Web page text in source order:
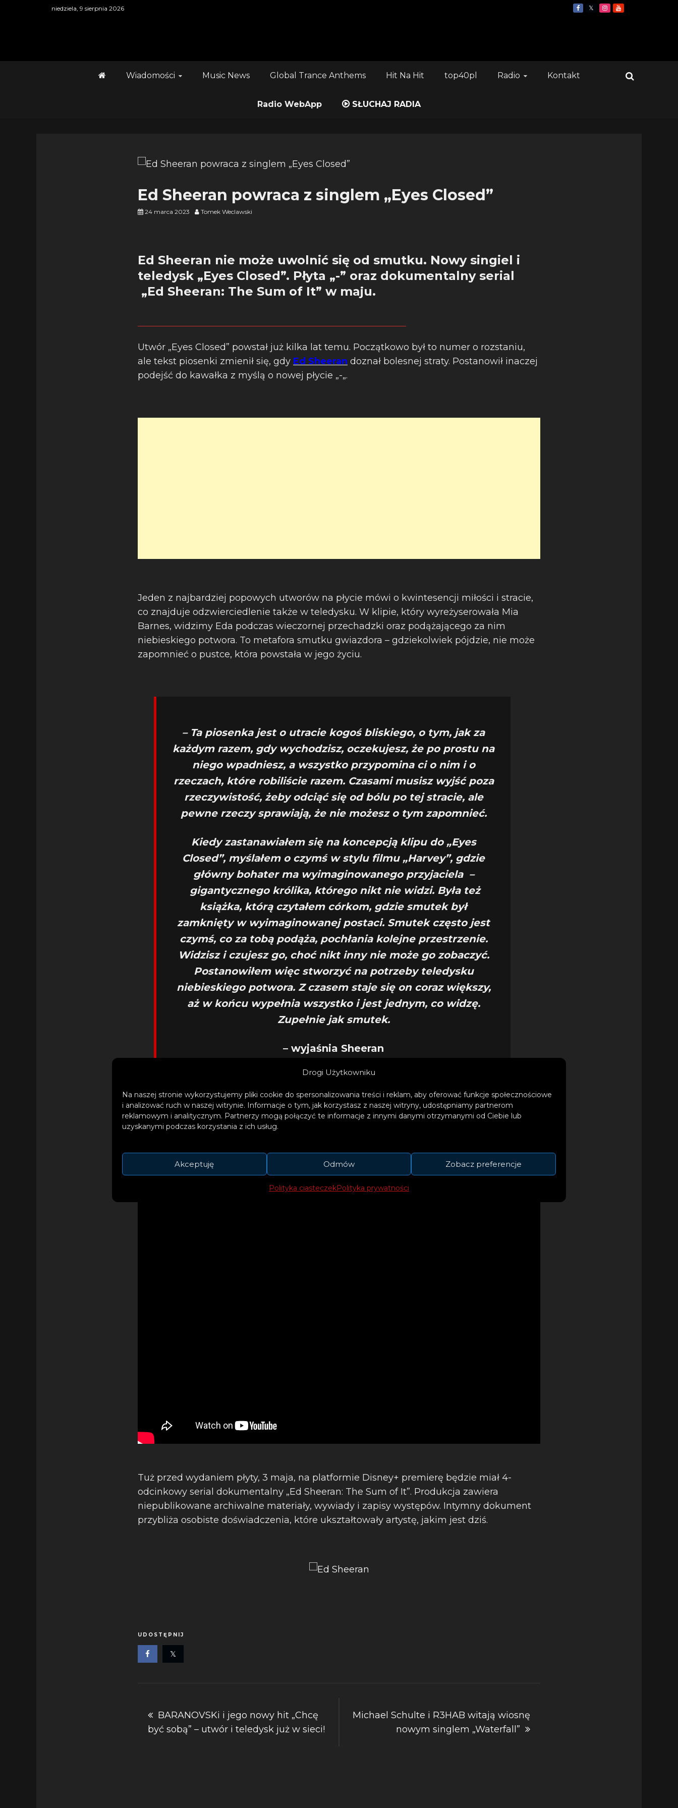
Drogi Użytkowniku
Na naszej stronie wykorzystujemy pliki cookie do spersonalizowania treści i reklam, aby oferować funkcje społecznościowe
i analizować ruch w naszej witrynie. Informacje o tym, jak korzystasz z naszej witryny, udostępniamy partnerom
reklamowym i analitycznym. Partnerzy mogą połączyć te informacje z innymi danymi otrzymanymi od Ciebie lub
uzyskanymi podczas korzystania z ich usług.
Akceptuję Odmów Zobacz preferencje
Polityka ciasteczekPolityka prywatności
niedziela, 9 sierpnia 2026
Wiadomości Music News Global Trance Anthems Hit Na Hit top40pl Radio Kontakt
Radio WebApp SŁUCHAJ RADIA
Ed Sheeran powraca z singlem „Eyes Closed”
24 marca 2023 Tomek Weclawski
Ed Sheeran nie może uwolnić się od smutku. Nowy singiel i
teledysk „Eyes Closed”. Płyta „-” oraz dokumentalny serial
„Ed Sheeran: The Sum of It” w maju.
Utwór „Eyes Closed” powstał już kilka lat temu. Początkowo był to numer o rozstaniu,
ale tekst piosenki zmienił się, gdy Ed Sheeran doznał bolesnej straty. Postanowił inaczej
podejść do kawałka z myślą o nowej płycie „-„.
Jeden z najbardziej popowych utworów na płycie mówi o kwintesencji miłości i stracie,
co znajduje odzwierciedlenie także w teledysku. W klipie, który wyreżyserowała Mia
Barnes, widzimy Eda podczas wieczornej przechadzki oraz podążającego za nim
niebieskiego potwora. To metafora smutku gwiazdora – gdziekolwiek pójdzie, nie może
zapomnieć o pustce, która powstała w jego życiu.
– Ta piosenka jest o utracie kogoś bliskiego, o tym, jak za
każdym razem, gdy wychodzisz, oczekujesz, że po prostu na
niego wpadniesz, a wszystko przypomina ci o nim i o
rzeczach, które robiliście razem. Czasami musisz wyjść poza
rzeczywistość, żeby odciąć się od bólu po tej stracie, ale
pewne rzeczy sprawiają, że nie możesz o tym zapomnieć.
Kiedy zastanawiałem się na koncepcją klipu do „Eyes
Closed”, myślałem o czymś w stylu filmu „Harvey”, gdzie
główny bohater ma wyimaginowanego przyjaciela –
gigantycznego królika, którego nikt nie widzi. Była też
książka, którą czytałem córkom, gdzie smutek był
zamknięty w wyimaginowanej postaci. Smutek często jest
czymś, co za tobą podąża, pochłania kolejne przestrzenie.
Widzisz i czujesz go, choć nikt inny nie może go zobaczyć.
Postanowiłem więc stworzyć na potrzeby teledysku
niebieskiego potwora. Z czasem staje się on coraz większy,
aż w końcu wypełnia wszystko i jest jednym, co widzę.
Zupełnie jak smutek.
– wyjaśnia Sheeran
„-„, obnażający duszę, nowy album Eda ukaże się 5 maja. Opierając materiał na
osobistych przeżyciach związanych z żałobą i nadzieją, Ed napisał 14 piosenek na płytę z
Tuż przed wydaniem płyty, 3 maja, na platformie Disney+ premierę będzie miał 4-
odcinkowy serial dokumentalny „Ed Sheeran: The Sum of It”. Produkcja zawiera
niepublikowane archiwalne materiały, wywiady i zapisy występów. Intymny dokument
przybliża osobiste doświadczenia, które ukształtowały artystę, jakim jest dziś.
UDOSTĘPNIJ
Nawigacja
wpisu
BARANOVSKi i jego nowy hit „Chcę
być sobą” – utwór i teledysk już w sieci!
Michael Schulte i R3HAB witają wiosnę
nowym singlem „Waterfall”